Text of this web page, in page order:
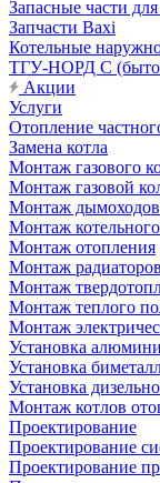
Запасные части
Запчасти Baxi
Котельные
ТГУ-НОРД С
Акции
Услуги
Отопление
Замена котла
Монтаж газового
Монтаж газовой
Монтаж дымоходов
Монтаж
Монтаж отопления
Монтаж
Монтаж
Монтаж теплого
Монтаж
Установка
Установка
Установка
Монтаж котлов
Проектирование
Проектирование
Проектирование